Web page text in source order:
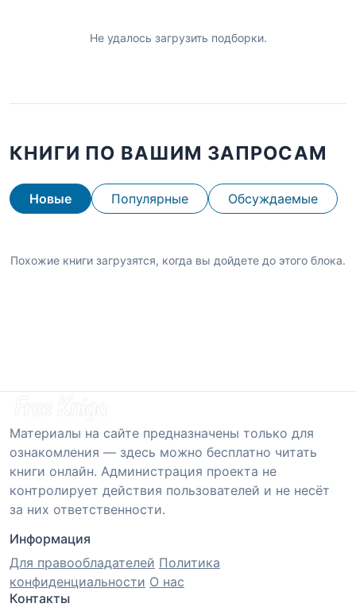
Не удалось загрузить подборки.
КНИГИ ПО ВАШИМ ЗАПРОСАМ
Новые Популярные Обсуждаемые
Похожие книги загрузятся, когда вы дойдете до этого блока.
Материалы на сайте предназначены только для
ознакомления — здесь можно бесплатно читать
книги онлайн. Администрация проекта не
контролирует действия пользователей и не несёт
за них ответственности.
Информация
Для правообладателей Политика
конфиденциальности О нас
Контакты